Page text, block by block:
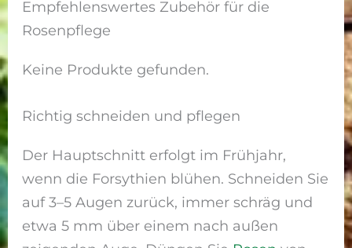
Empfehlenswertes Zubehör für die
Rosenpflege
Keine Produkte gefunden.
Richtig schneiden und pflegen
Der Hauptschnitt erfolgt im Frühjahr,
wenn die Forsythien blühen. Schneiden Sie
auf 3–5 Augen zurück, immer schräg und
etwa 5 mm über einem nach außen